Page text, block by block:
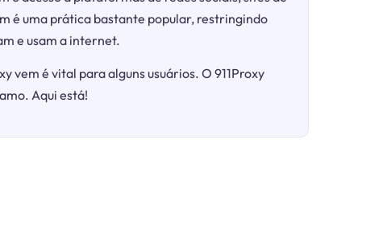
é uma prática bastante popular, restringindo
e usam a internet.
vem é vital para alguns usuários. O 911Proxy
Aqui está!